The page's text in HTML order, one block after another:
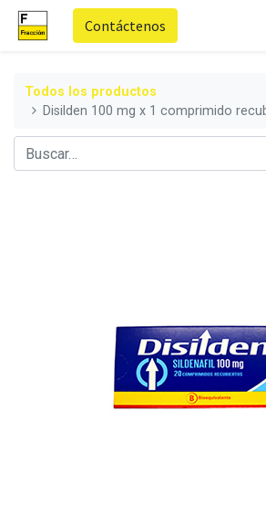
Contáctenos
Todos los productos
Disilden 100 mg x 1 comprimido